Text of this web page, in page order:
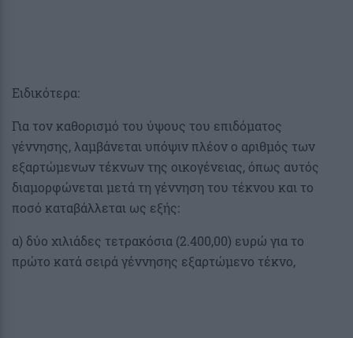
Ειδικότερα:
Για τον καθορισμό του ύψους του επιδόματος
γέννησης, λαμβάνεται υπόψιν πλέον ο αριθμός των
εξαρτώμενων τέκνων της οικογένειας, όπως αυτός
διαμορφώνεται μετά τη γέννηση του τέκνου και το
ποσό καταβάλλεται ως εξής:
α) δύο χιλιάδες τετρακόσια (2.400,00) ευρώ για το
πρώτο κατά σειρά γέννησης εξαρτώμενο τέκνο,